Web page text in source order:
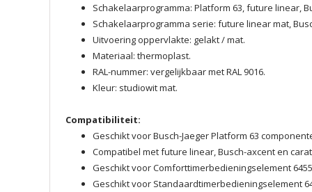
Schakelaarprogramma: Platform 63, future linear,
Schakelaarprogramma serie: future linear mat,
Uitvoering oppervlakte: gelakt / mat.
Materiaal: thermoplast.
RAL-nummer: vergelijkbaar met RAL 9016.
Kleur: studiowit mat.
Compatibiliteit:
Geschikt voor Busch-Jaeger Platform 63
Compatibel met future linear, Busch-axcent en
Geschikt voor Comforttimerbedieningselement
Geschikt voor Standaardtimerbedieningselement